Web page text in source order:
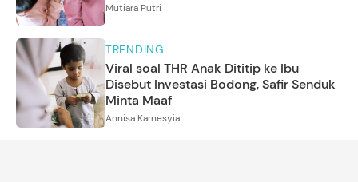
Mutiara Putri
TRENDING
Viral soal THR Anak Dititip ke Ibu
Disebut Investasi Bodong, Safir Senduk
Minta Maaf
Annisa Karnesyia